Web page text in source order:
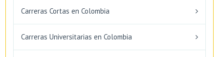
Carreras Cortas en Colombia
Carreras Universitarias en Colombia